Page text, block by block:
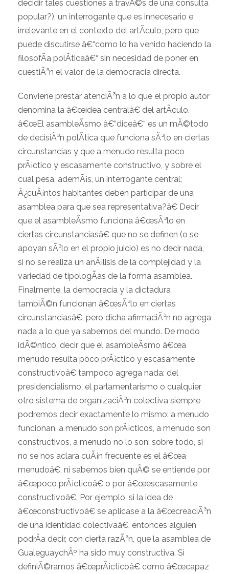
decidir tales cuestiones a travÃ©s de una consulta
popular?), un interrogante que es innecesario e
irrelevante en el contexto del artÃ­culo, pero que
puede discutirse â€“como lo ha venido haciendo la
filosofÃ­a polÃ­ticaâ€“ sin necesidad de poner en
cuestiÃ³n el valor de la democracia directa.
Conviene prestar atenciÃ³n a lo que el propio autor
denomina la â€œidea centralâ€ del artÃ­culo.
â€œEl asambleÃ­smo â€“diceâ€“ es un mÃ©todo
de decisiÃ³n polÃ­tica que funciona sÃ³lo en ciertas
circunstancias y que a menudo resulta poco
prÃ¡ctico y escasamente constructivo, y sobre el
cual pesa, ademÃ¡s, un interrogante central:
Â¿cuÃ¡ntos habitantes deben participar de una
asamblea para que sea representativa?â€ Decir
que el asambleÃ­smo funciona â€œsÃ³lo en
ciertas circunstanciasâ€ que no se definen (o se
apoyan sÃ³lo en el propio juicio) es no decir nada,
si no se realiza un anÃ¡lisis de la complejidad y la
variedad de tipologÃ­as de la forma asamblea.
Finalmente, la democracia y la dictadura
tambiÃ©n funcionan â€œsÃ³lo en ciertas
circunstanciasâ€, pero dicha afirmaciÃ³n no agrega
nada a lo que ya sabemos del mundo. De modo
idÃ©ntico, decir que el asambleÃ­smo â€œa
menudo resulta poco prÃ¡ctico y escasamente
constructivoâ€ tampoco agrega nada: del
presidencialismo, el parlamentarismo o cualquier
otro sistema de organizaciÃ³n colectiva siempre
podremos decir exactamente lo mismo: a menudo
funcionan, a menudo son prÃ¡cticos, a menudo son
constructivos, a menudo no lo son; sobre todo, si
no se nos aclara cuÃ¡n frecuente es el â€œa
menudoâ€, ni sabemos bien quÃ© se entiende por
â€œpoco prÃ¡cticoâ€ o por â€œescasamente
constructivoâ€. Por ejemplo, si la idea de
â€œconstructivoâ€ se aplicase a la â€œcreaciÃ³n
de una identidad colectivaâ€, entonces alguien
podrÃ­a decir, con cierta razÃ³n, que la asamblea de
GualeguaychÃº ha sido muy constructiva. Si
definiÃ©ramos â€œprÃ¡cticoâ€ como â€œcapaz